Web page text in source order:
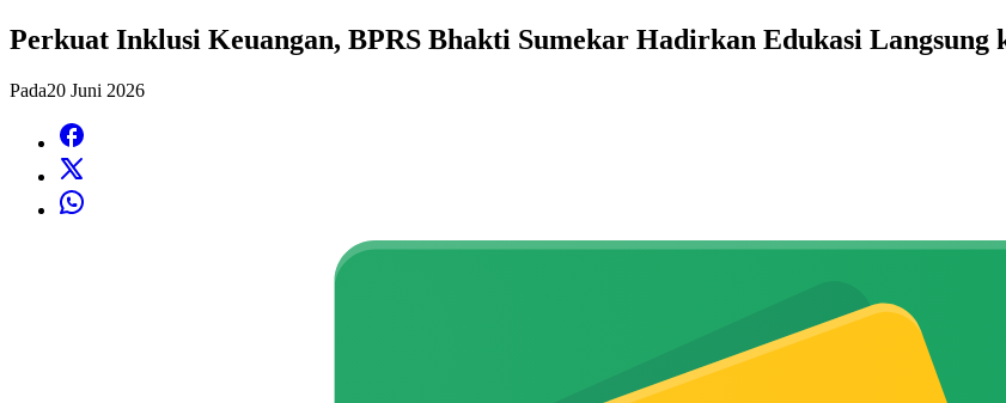
Perkuat Inklusi Keuangan, BPRS Bhakti Sumekar Hadirkan Edukasi Langsung
Pada20 Juni 2026